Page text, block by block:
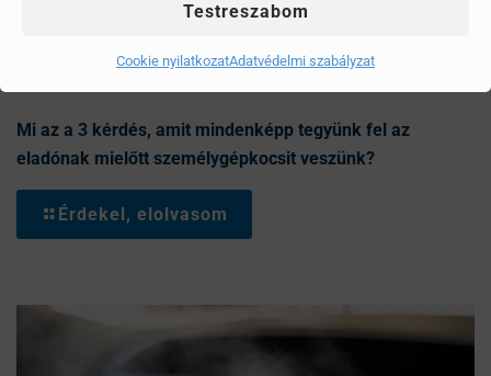
Testreszabom
Cookie nyilatkozatAdatvédelmi szabályzat
Mi az a 3 kérdés, amit mindenképp tegyünk fel az
eladónak mielőtt személygépkocsit veszünk?
Érdekel, elolvasom